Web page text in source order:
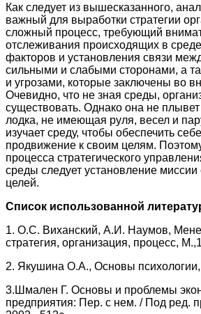
Как следует из вышесказанного,
важный для выработки стратегии
сложный процесс, требующий
отслеживания происходящих в
факторов и установления связи
сильными и слабыми сторонами, а
и угрозами, которые заключены во
Очевидно, что не зная среды,
существовать. Однако она не
лодка, не имеющая руля, весел и
изучает среду, чтобы обеспечить
продвижение к своим целям.
процесса стратегического
среды следует установление миссии
целей.
Список использованной
1. О.С. Виханский, А.И. Наумов,
стратегия, организация, процесс,
2. Якушина О.А., Основы
3.Шмален Г. Основы и проблемы
предприятия: Пер. с нем. / Под ред.